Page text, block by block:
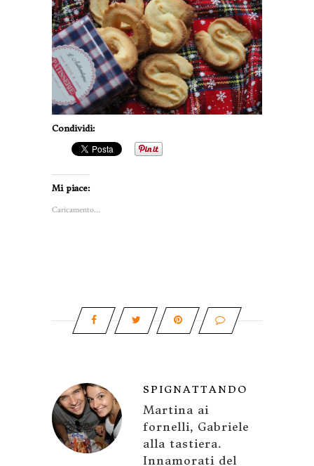
Condividi:
Mi piace:
Caricamento...
SPIGNATTANDO
Martina ai
fornelli, Gabriele
alla tastiera.
Innamorati del